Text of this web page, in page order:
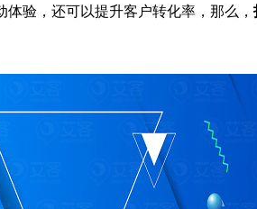
验，还可以提升客户转化率，那么，